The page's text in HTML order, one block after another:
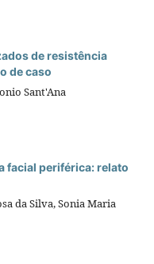
de resistência
de caso
Sant'Ana
facial periférica: relato
da Silva, Sonia Maria